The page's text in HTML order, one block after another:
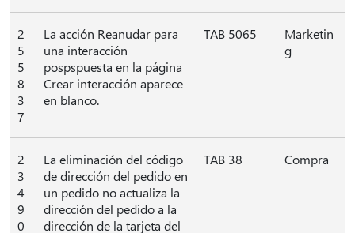
2
5
5
8
3
7
La acción Reanudar para
una interacción
pospspuesta en la página
Crear interacción aparece
en blanco.
TAB 5065
Marketin
g
2
3
4
9
0
La eliminación del código
de dirección del pedido en
un pedido no actualiza la
dirección del pedido a la
dirección de la tarjeta del
TAB 38 Compra